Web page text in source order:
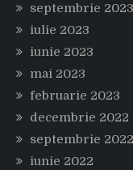
septembrie 2023
iulie 2023
iunie 2023
mai 2023
februarie 2023
decembrie 2022
septembrie 2022
iunie 2022